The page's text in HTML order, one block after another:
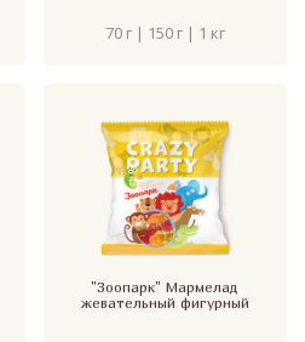
70 г | 150 г | 1 кг
"Зоопарк" Мармелад
жевательный фигурный